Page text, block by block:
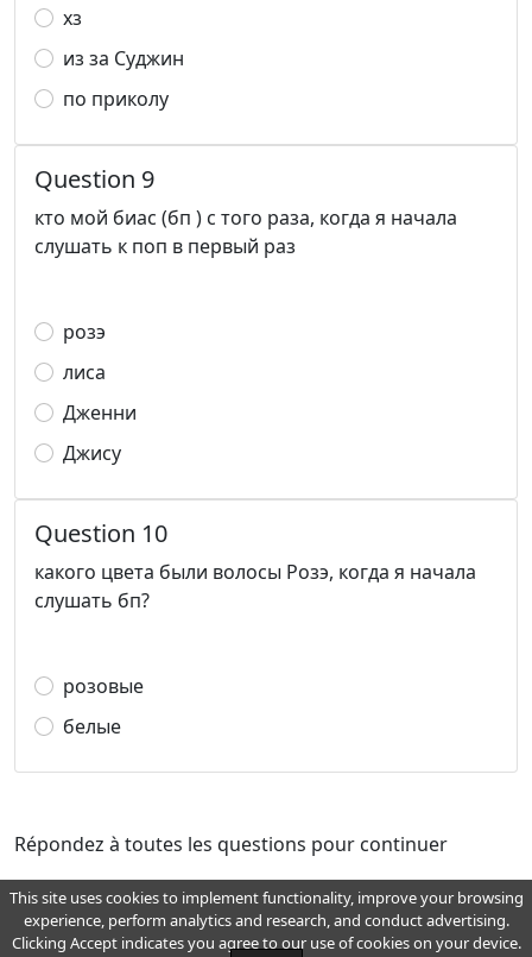
хз
из за Суджин
по приколу
Question 9
кто мой биас (бп ) с того раза, когда я начала
слушать к поп в первый раз
розэ
лиса
Дженни
Джису
Question 10
какого цвета были волосы Розэ, когда я начала
слушать бп?
розовые
белые
Répondez à toutes les questions pour continuer
pour toutes questions, souhaits, recommandations, bugs et améliorations,
écrivez àinfo@wellemo.com
This site uses cookies to implement functionality, improve your browsing
experience, perform analytics and research, and conduct advertising.
Clicking Accept indicates you agree to our use of cookies on your device.